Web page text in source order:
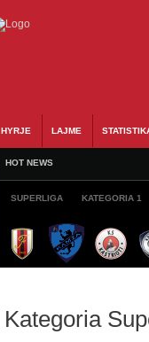
HYRJE LAJME
HOT NEWS
SUPERLIGA KATEGORIA 1
Kategoria